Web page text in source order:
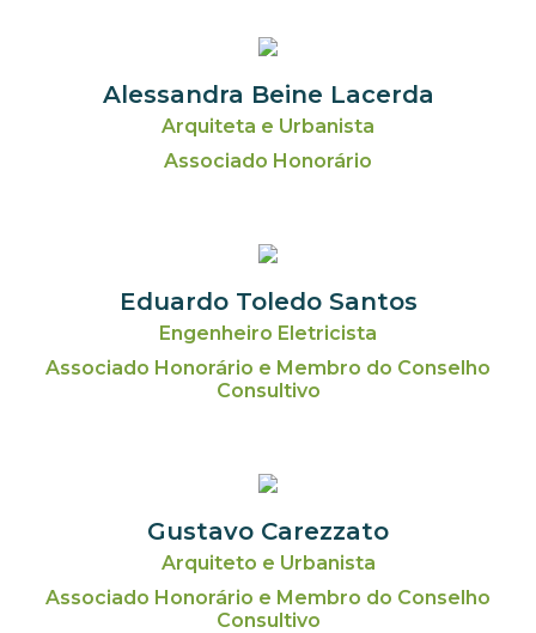
Alessandra Beine Lacerda
Arquiteta e Urbanista
Associado Honorário
Eduardo Toledo Santos
Engenheiro Eletricista
Associado Honorário e Membro do Conselho
Consultivo
Gustavo Carezzato
Arquiteto e Urbanista
Associado Honorário e Membro do Conselho
Consultivo